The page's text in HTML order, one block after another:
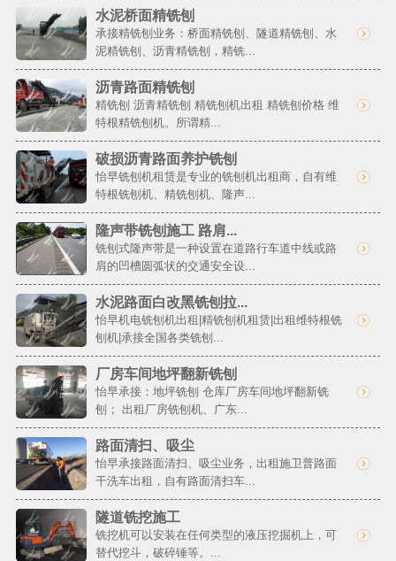
水泥桥面精铣刨
承接精铣刨业务：桥面精铣刨、隧道精铣刨、水
泥精铣刨、沥青精铣刨，精铣...
沥青路面精铣刨
精铣刨 沥青精铣刨 精铣刨机出租 精铣刨价格 维
特根精铣刨机。所谓精...
破损沥青路面养护铣刨
怡早铣刨机租赁是专业的铣刨机出租商，自有维
特根铣刨机、精铣刨机、隆声...
隆声带铣刨施工 路肩...
铣刨式隆声带是一种设置在道路行车道中线或路
肩的凹槽圆弧状的交通安全设...
水泥路面白改黑铣刨拉...
怡早机电铣刨机出租|精铣刨机租赁|出租维特根铣
刨机|承接全国各类铣刨...
厂房车间地坪翻新铣刨
怡早承接：地坪铣刨 仓库厂房车间地坪翻新铣
刨； 出租厂房铣刨机、广东...
路面清扫、吸尘
怡早承接路面清扫、吸尘业务，出租施卫普路面
干洗车出租，自有路面清扫车...
隧道铣挖施工
铣挖机可以安装在任何类型的液压挖掘机上，可
替代挖斗，破碎锤等。...